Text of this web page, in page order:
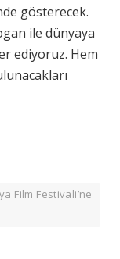
gösterecek.
ile dünyaya
ediyoruz. Hem
Film Festivali’ne